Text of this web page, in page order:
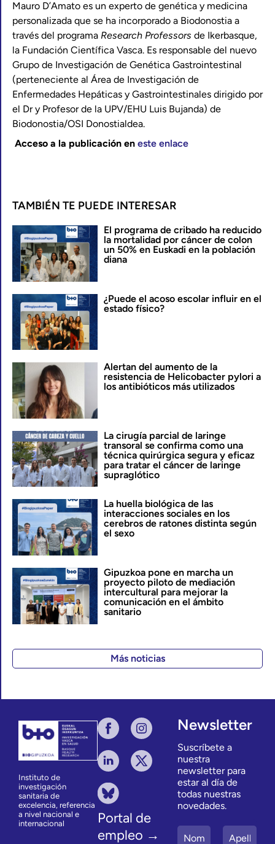
Mauro D’Amato es un experto de genética y medicina
personalizada que se ha incorporado a Biodonostia a
través del programa Research Professors de Ikerbasque,
la Fundación Científica Vasca. Es responsable del nuevo
Grupo de Investigación de Genética Gastrointestinal
(perteneciente al Área de Investigación de
Enfermedades Hepáticas y Gastrointestinales dirigido por
el Dr y Profesor de la UPV/EHU Luis Bujanda) de
Biodonostia/OSI Donostialdea.
Acceso a la publicación en este enlace
TAMBIÉN TE PUEDE INTERESAR
El programa de cribado ha reducido
la mortalidad por cáncer de colon
un 50% en Euskadi en la población
diana
¿Puede el acoso escolar influir en el
estado físico?
Alertan del aumento de la
resistencia de Helicobacter pylori a
los antibióticos más utilizados
La cirugía parcial de laringe
transoral se confirma como una
técnica quirúrgica segura y eficaz
para tratar el cáncer de laringe
supraglótico
La huella biológica de las
interacciones sociales en los
cerebros de ratones distinta según
el sexo
Gipuzkoa pone en marcha un
proyecto piloto de mediación
intercultural para mejorar la
comunicación en el ámbito
sanitario
Más noticias
Instituto de
investigación
sanitaria de
excelencia, referencia
a nivel nacional e
internacional
Portal de
empleo →
Newsletter
Suscríbete a
nuestra
newsletter para
estar al día de
todas nuestras
novedades.